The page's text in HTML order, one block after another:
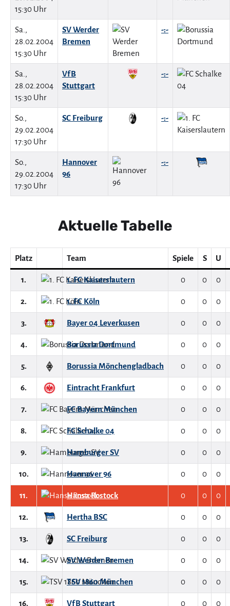
15:30 Uhr
Sa.,
28.02.2004
15:30 Uhr
SV Werder
Bremen
-:-
Sa.,
28.02.2004
15:30 Uhr
VfB
Stuttgart
-:-
So.,
29.02.2004
17:30 Uhr
SC Freiburg -:-
So.,
29.02.2004
17:30 Uhr
Hannover
96
-:-
Aktuelle Tabelle
Platz Team Spiele S U
1. 1. FC Kaiserslautern 0 0 0
2. 1. FC Köln 0 0 0
3. Bayer 04 Leverkusen 0 0 0
4. Borussia Dortmund 0 0 0
5. Borussia Mönchengladbach 0 0 0
6. Eintracht Frankfurt 0 0 0
7. FC Bayern München 0 0 0
8. FC Schalke 04 0 0 0
9. Hamburger SV 0 0 0
10. Hannover 96 0 0 0
11. Hansa Rostock 0 0 0
12. Hertha BSC 0 0 0
13. SC Freiburg 0 0 0
14. SV Werder Bremen 0 0 0
15. TSV 1860 München 0 0 0
16. VfB Stuttgart 0 0 0